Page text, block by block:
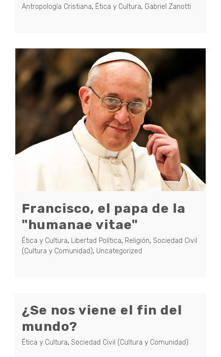
Antropología Cristiana, Ética y Cultura, Gabriel Zanotti
Francisco, el papa de la
"humanae vitae"
Ética y Cultura, Libertad Política, Religión, Sociedad Civil
(Cultura y Comunidad), Uncategorized
¿Se nos viene el fin del
mundo?
Ética y Cultura, Sociedad Civil (Cultura y Comunidad)